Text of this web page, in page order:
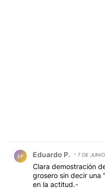
EP Eduardo P. 7 DE
Clara demostración
grosero sin decir una
en la actitud.-